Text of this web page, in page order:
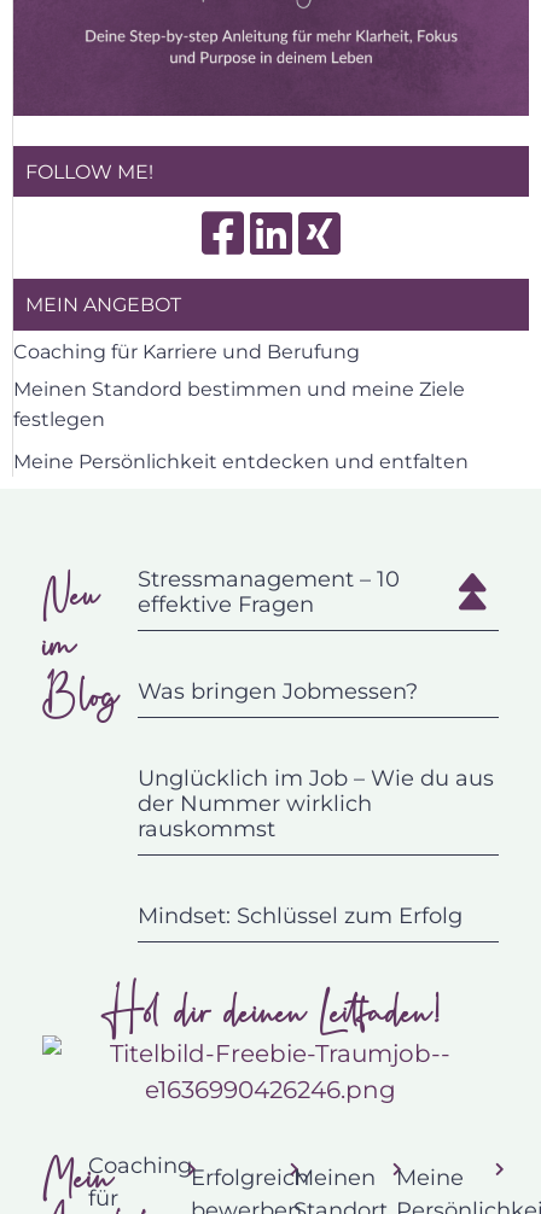
FOLLOW ME!
MEIN ANGEBOT
Coaching für Karriere und Berufung
Meinen Standord bestimmen und meine Ziele
festlegen
Meine Persönlichkeit entdecken und entfalten
Neu
im
Blog
Stressmanagement – 10
effektive Fragen
Was bringen Jobmessen?
Unglücklich im Job – Wie du aus
der Nummer wirklich
rauskommst
Mindset: Schlüssel zum Erfolg
Hol dir deinen Leitfaden!
MeinCoaching
für
ErfolgreichMeinen
Meine